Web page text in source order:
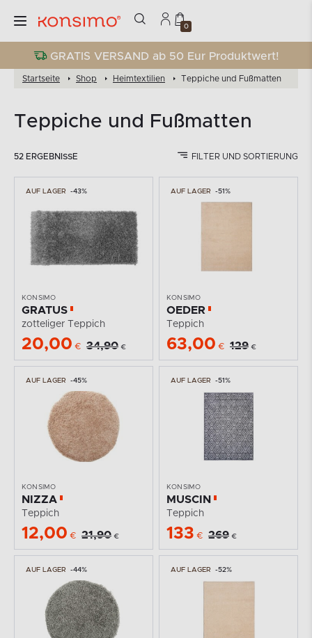
0
GRATIS VERSAND ab 50 Eur Produktwert!
Startseite Shop Heimtextilien Teppiche und Fußmatten
Teppiche und Fußmatten
52 ERGEBNISSE FILTER UND SORTIERUNG
AUF LAGER -43%
KONSIMO
GRATUS
zotteliger Teppich
20,00 € 34,90 €
AUF LAGER -51%
KONSIMO
OEDER
Teppich
63,00 € 129 €
AUF LAGER -45%
KONSIMO
NIZZA
Teppich
12,00 € 21,90 €
AUF LAGER -51%
KONSIMO
MUSCIN
Teppich
133 € 269 €
AUF LAGER -44% AUF LAGER -52%